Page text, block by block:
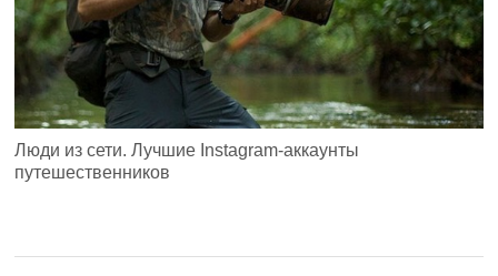
Люди из сети. Лучшие Instagram-аккаунты
путешественников